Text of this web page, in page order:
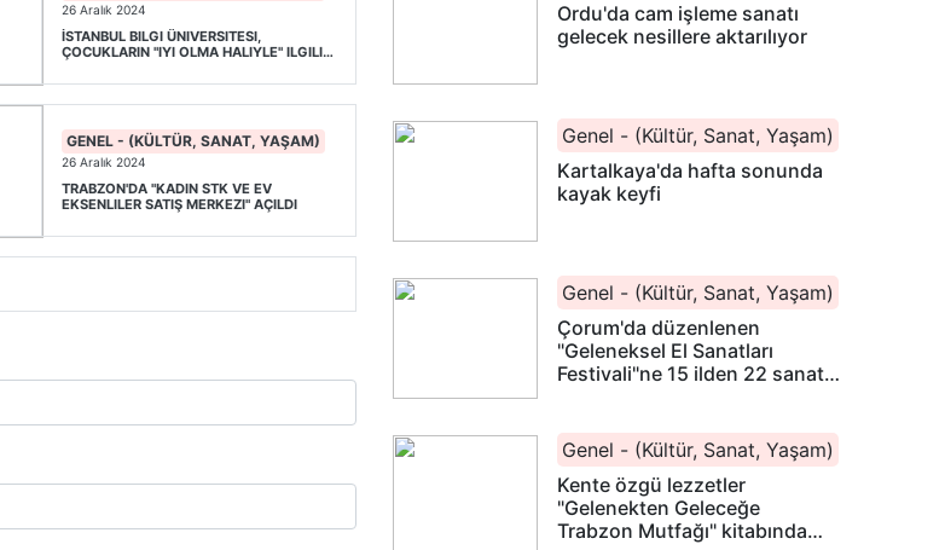
26 Aralık 2024
İSTANBUL BILGI ÜNIVERSITESI,
ÇOCUKLARIN "IYI OLMA HALIYLE" ILGILI
GENEL - (KÜLTÜR, SANAT, YAŞAM)
26 Aralık 2024
TRABZON'DA "KADIN STK VE EV
EKSENLILER SATIŞ MERKEZI" AÇILDI
Ordu'da cam işleme sanatı
gelecek nesillere aktarılıyor
Genel - (Kültür, Sanat, Yaşam)
Kartalkaya'da hafta sonunda
kayak keyfi
Genel - (Kültür, Sanat, Yaşam)
Çorum'da düzenlenen
"Geleneksel El Sanatları
Festivali"ne 15 ilden 22 sanatçı
Genel - (Kültür, Sanat, Yaşam)
Kente özgü lezzetler
"Gelenekten Geleceğe
Trabzon Mutfağı" kitabında